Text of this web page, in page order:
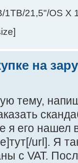
1TB/21,5"/OS X
на
тему,
я его нашел
url]. Я
с VAT.